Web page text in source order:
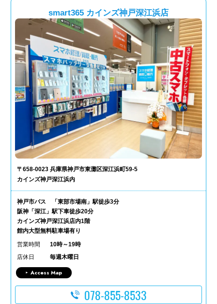
smart365 カインズ神戸深江浜店
〒658-0023 兵庫県神戸市東灘区深江浜町59-5
カインズ神戸深江浜内
神戸市バス 「東部市場南」駅徒歩3分
阪神「深江」駅下車徒歩20分
カインズ神戸深江浜店内1階
館内大型無料駐車場有り
営業時間
10時～19時
店休日
毎週木曜日
Access Map
078-855-8533